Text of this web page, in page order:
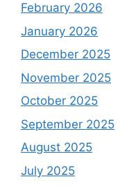
February 2026
January 2026
December 2025
November 2025
October 2025
September 2025
August 2025
July 2025